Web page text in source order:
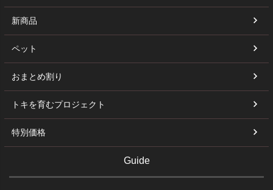
新商品
ペット
おまとめ割り
トキを育むプロジェクト
特別価格
Guide